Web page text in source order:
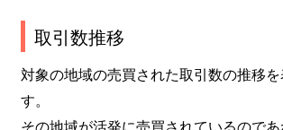
取引数推移
対象の地域の売買された取引数の推移
す。
その地域が活発に売買されているので